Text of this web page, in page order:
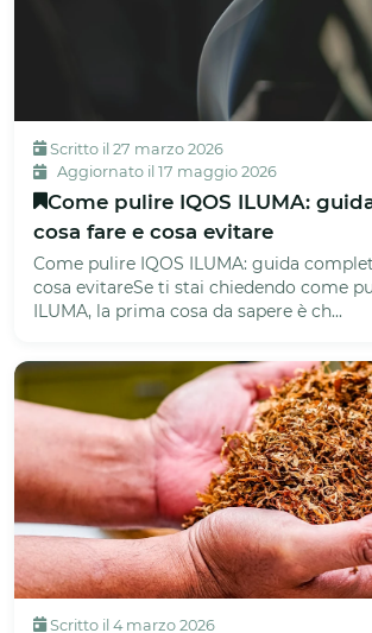
Scritto il 27 marzo 2026
Aggiornato il 17 maggio 2026
Come pulire IQOS ILUMA:
cosa fare e cosa evitare
Come pulire IQOS ILUMA: guida
cosa evitareSe ti stai chiedendo come
ILUMA, la prima cosa da sapere è ch...
Scritto il 4 marzo 2026